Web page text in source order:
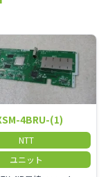
4BRU-(1)
NTT
ユニット